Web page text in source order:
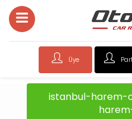
Üye
istanbul-harem-